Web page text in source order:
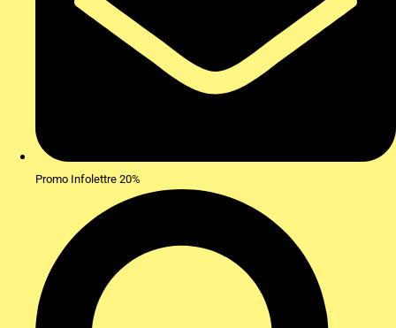
Promo Infolettre 20%